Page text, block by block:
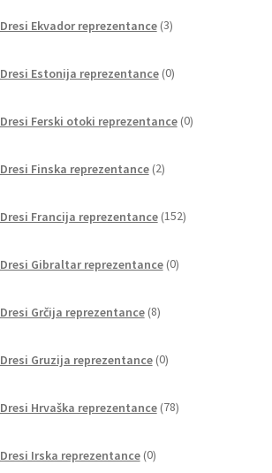
Dresi Ekvador reprezentance 3izdelki
Dresi Estonija reprezentance 0izdelkov
Dresi Ferski otoki reprezentance 0izdelkov
Dresi Finska reprezentance 2izdelka
Dresi Francija reprezentance 152izdelkov
Dresi Gibraltar reprezentance 0izdelkov
Dresi Grčija reprezentance 8izdelkov
Dresi Gruzija reprezentance 0izdelkov
Dresi Hrvaška reprezentance 78izdelkov
Dresi Irska reprezentance 0izdelkov